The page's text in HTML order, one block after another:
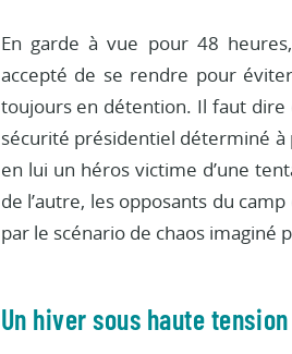
En garde à vue pour 48
accepté de se rendre pour
toujours en détention. Il faut dire
sécurité présidentiel déterminé
en lui un héros victime d’une
de l’autre, les opposants du
par le scénario de chaos imaginé
Un hiver sous haute tension